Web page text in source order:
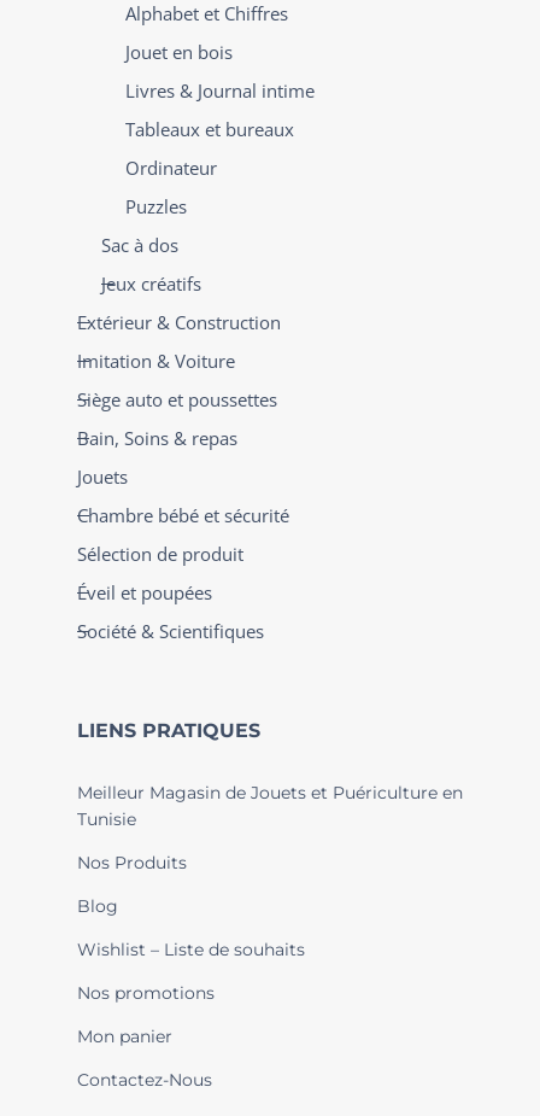
Alphabet et Chiffres
Jouet en bois
Livres & Journal intime
Tableaux et bureaux
Ordinateur
Puzzles
Sac à dos
Jeux créatifs
Extérieur & Construction
Imitation & Voiture
Siège auto et poussettes
Bain, Soins & repas
Jouets
Chambre bébé et sécurité
Sélection de produit
Éveil et poupées
Société & Scientifiques
LIENS PRATIQUES
Meilleur Magasin de Jouets et Puériculture en
Tunisie
Nos Produits
Blog
Wishlist – Liste de souhaits
Nos promotions
Mon panier
Contactez-Nous